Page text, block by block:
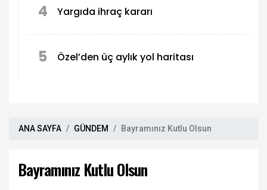
4 Yargıda ihraç kararı
5 Özel’den üç aylık yol haritası
ANA SAYFA GÜNDEM Bayramınız Kutlu Olsun
Bayramınız Kutlu Olsun